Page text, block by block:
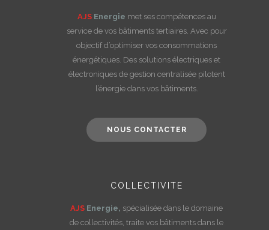
AJS Energie met ses compétences au
service de vos bâtiments tertiaires. Avec pour
objectif d’optimiser vos consommations
énergétiques. Des solutions électriques et
électroniques de gestion centralisée pilotent
l’énergie dans vos bâtiments.
NOUS CONTACTER
COLLECTIVITE
AJS Energie, spécialisée dans le domaine
de collectivités, traite vos bâtiments dans le